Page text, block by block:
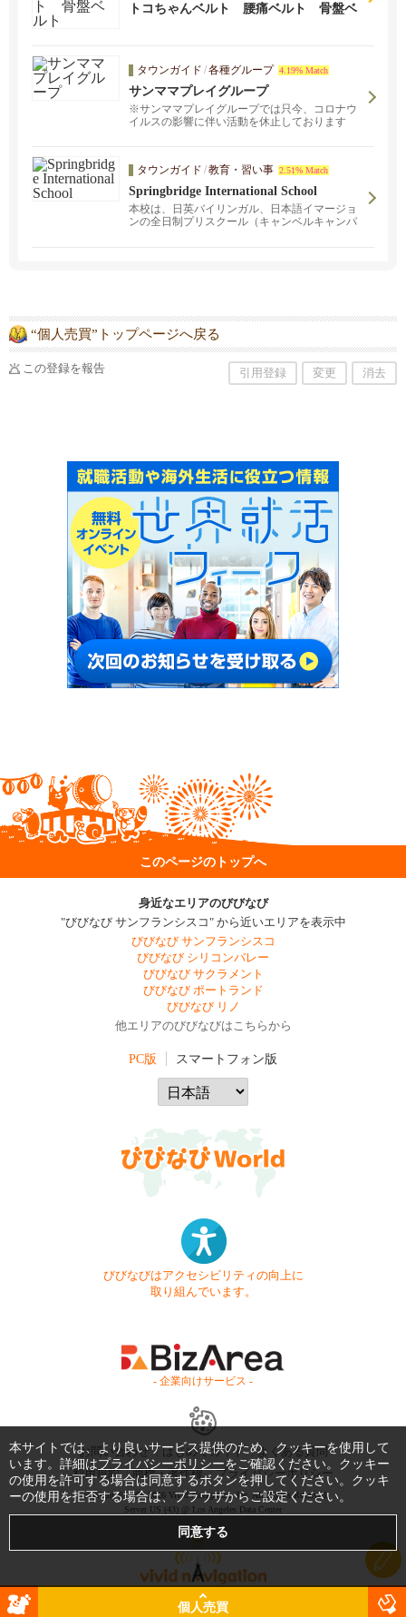
トコちゃんベルト 腰痛ベルト 骨盤ベ
タウンガイド /各種グループ 4.19% Match
サンママプレイグループ
※サンママプレイグループでは只今、コロナウ
イルスの影響に伴い活動を休止しております
タウンガイド /教育・習い事 2.51% Match
Springbridge International School
本校は、日英バイリンガル、日本語イマージョ
ンの全日制プリスクール（キャンベルキャンパ
“個人売買”トップページへ戻る
この登録を報告 引用登録 変更 消去
このページのトップへ
身近なエリアのびびなび
"びびなび サンフランシスコ" から近いエリアを表示中
びびなび サンフランシスコ
びびなび シリコンバレー
びびなび サクラメント
びびなび ポートランド
びびなび リノ
他エリアのびびなびはこちらから
PC版 スマートフォン版
びびなびはアクセシビリティの向上に
取り組んでいます。
- 企業向けサービス -
お問い合わせ はじめてガイド
よくある質問
利用規約
商標・著作権 プライバシーポリシー
Copyright © 1999-2026 Vivid Navigation, Inc. All Rights Reserved.
Server US (43) @ Los Angeles Data Center
個人売買
本サイトでは、より良いサービス提供のため、クッキーを使用して
います。詳細はプライバシーポリシーをご確認ください。クッキー
の使用を許可する場合は同意するボタンを押してください。クッキ
ーの使用を拒否する場合は、ブラウザからご設定ください。